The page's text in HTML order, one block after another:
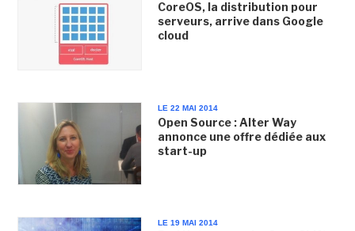
CoreOS, la distribution pour
serveurs, arrive dans Google
cloud
LE 22 MAI 2014
Open Source : Alter Way
annonce une offre dédiée aux
start-up
LE 19 MAI 2014